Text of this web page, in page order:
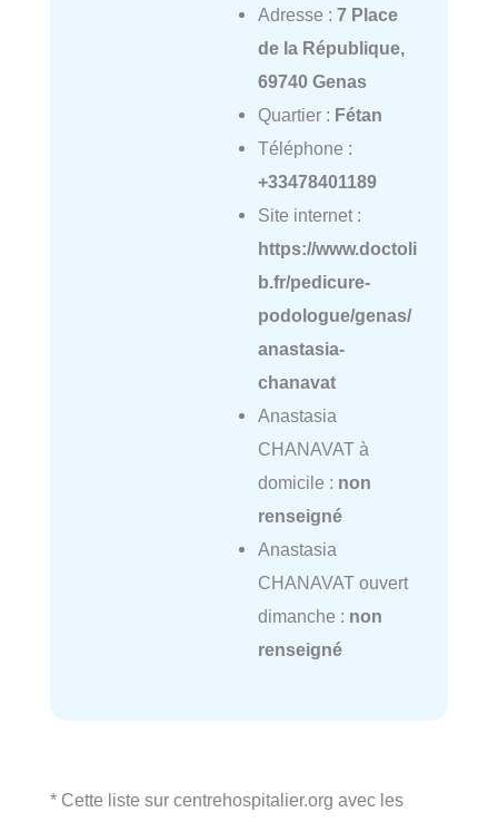
Adresse : 7 Place
de la République,
69740 Genas
Quartier : Fétan
Téléphone :
+33478401189
Site internet :
https://www.doctoli
b.fr/pedicure-
podologue/genas/
anastasia-
chanavat
Anastasia
CHANAVAT à
domicile : non
renseigné
Anastasia
CHANAVAT ouvert
dimanche : non
renseigné
* Cette liste sur centrehospitalier.org avec les